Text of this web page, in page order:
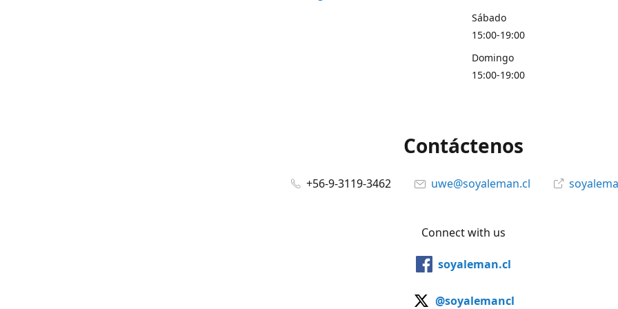
Sábado
15:00-19:00
Domingo
15:00-19:00
Contáctenos
+56-9-3119-3462 uwe@soyaleman.cl
Connect with us
soyaleman.cl
@soyalemancl